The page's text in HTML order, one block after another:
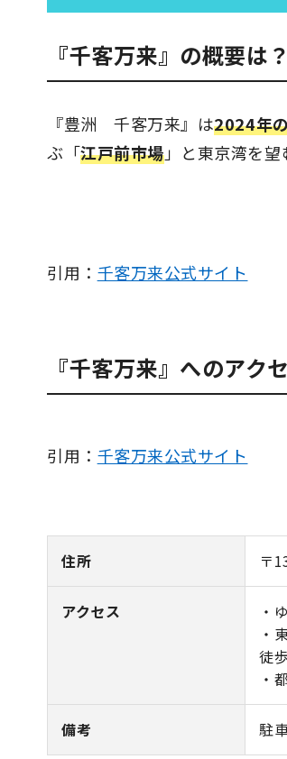
『千客万来』の概要は？
『豊洲 千客万来』は2024年
ぶ「江戸前市場」と東京湾を
引用： 千客万来公式サイト
『千客万来』へのアク
引用： 千客万来公式サイト
住所 〒
アクセス
・
・
徒
・
備考 駐